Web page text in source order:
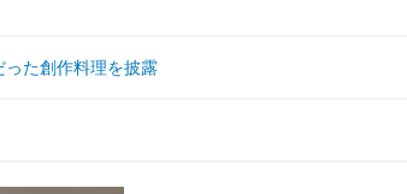
った創作料理を披露